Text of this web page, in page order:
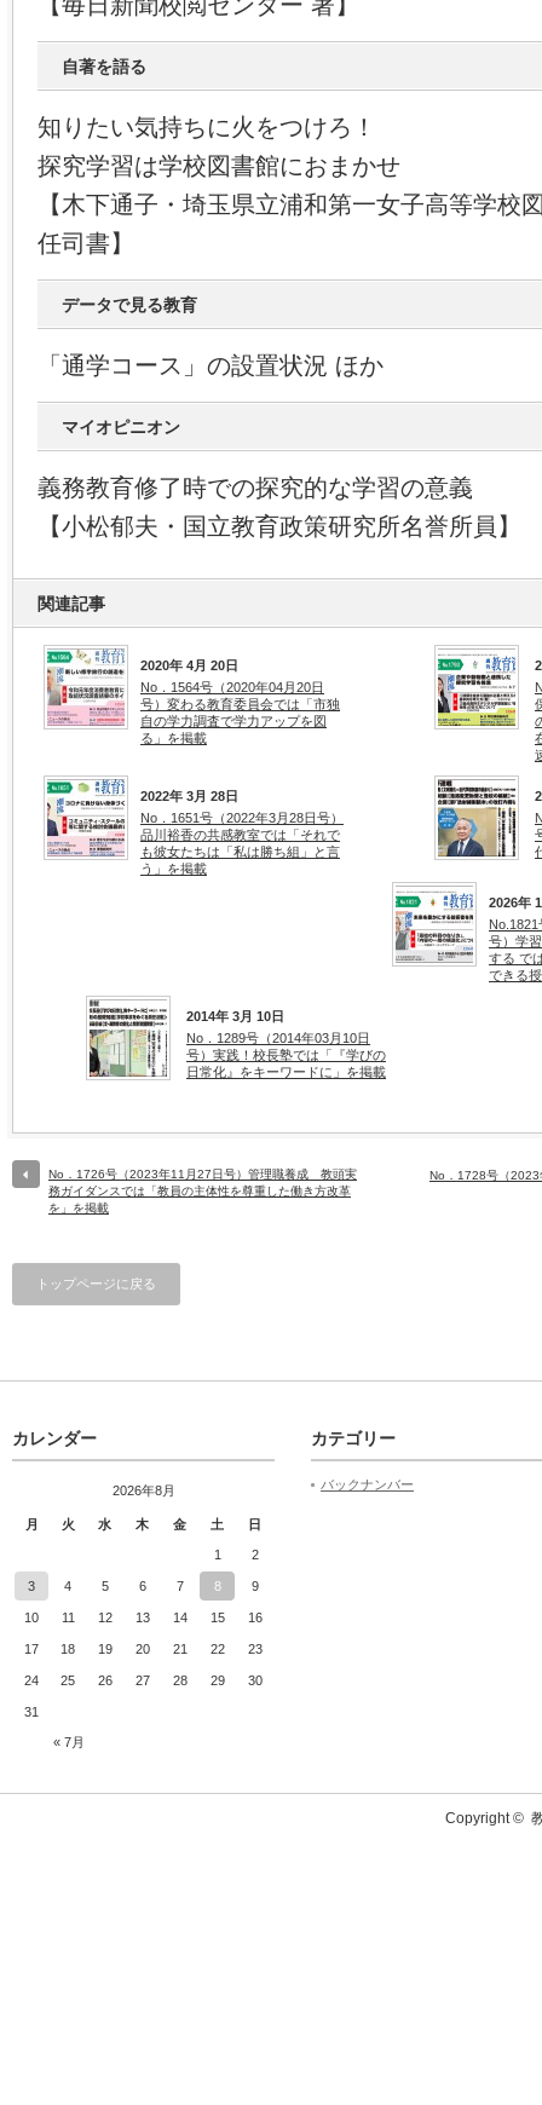
自著を語る
知りたい気持ちに火をつけろ！
探究学習は学校図書館におまかせ
【木下通子・埼玉県立浦和第一女子高等学校
任司書】
データで見る教育
「通学コース」の設置状況 ほか
マイオピニオン
義務教育修了時での探究的な学習の意義
【小松郁夫・国立教育政策研究所名誉所員】
関連記事
2020年 4月 20日
No．1564号（2020年04月20日
号）変わる教育委員会では「市独
自の学力調査で学力アップを図
る」を掲載
2022年 3月 28日
No．1651号（2022年3月28日号）
品川裕香の共感教室では「それで
も彼女たちは「私は勝ち組」と言
う」を掲載
2026年
号）学
する で
できる
2014年 3月 10日
No．1289号（2014年03月10日
号）実践！校長塾では「『学びの
日常化』をキーワードに」を掲載
No．1726号（2023年11月27日号）管理職養成 教頭実
務ガイダンスでは「教員の主体性を尊重した働き方改革
を」を掲載
No．1728号（2023
トップページに戻る
カレンダー
2026年8月
月 火 水 木 金 土 日
« 7月
1 2
3 4 5 6 7 8 9
10 11 12 13 14 15 16
17 18 19 20 21 22 23
24 25 26 27 28 29 30
31
カテゴリー
バックナンバー
Copyright ©